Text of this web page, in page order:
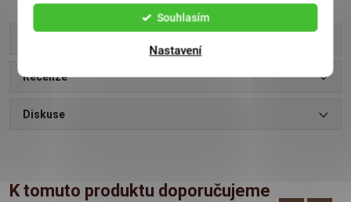
Souhlasím
Nastavení
Recenze
Diskuse
K tomuto produktu doporučujeme